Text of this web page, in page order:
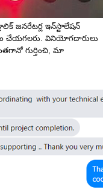
జనరేటర్ల ఇన్‌స్టాలేషన్
చేయగలరు. వినియోగదారులు
గుర్తించి, మా